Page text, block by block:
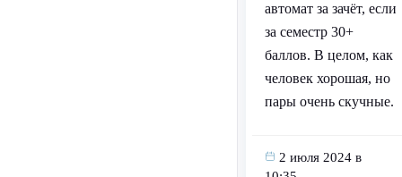
автомат за зачёт, если
за семестр 30+
баллов. В целом, как
человек хорошая, но
пары очень скучные.
2 июля 2024 в